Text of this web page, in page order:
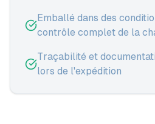
Emballé dans des
contrôle complet de la
Traçabilité et
lors de l'expédition